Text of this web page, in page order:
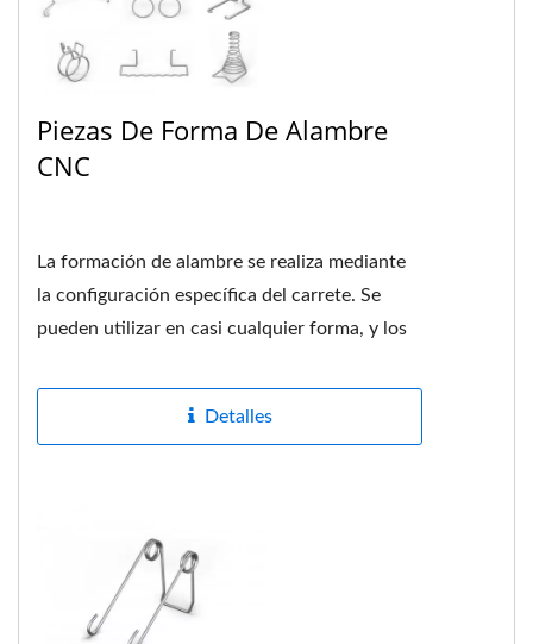
Piezas De Forma De Alambre
CNC
La formación de alambre se realiza mediante
la configuración específica del carrete. Se
pueden utilizar en casi cualquier forma, y los
Detalles